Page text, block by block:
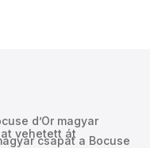
d’Or magyar
vehetett át
csapat a Bocuse